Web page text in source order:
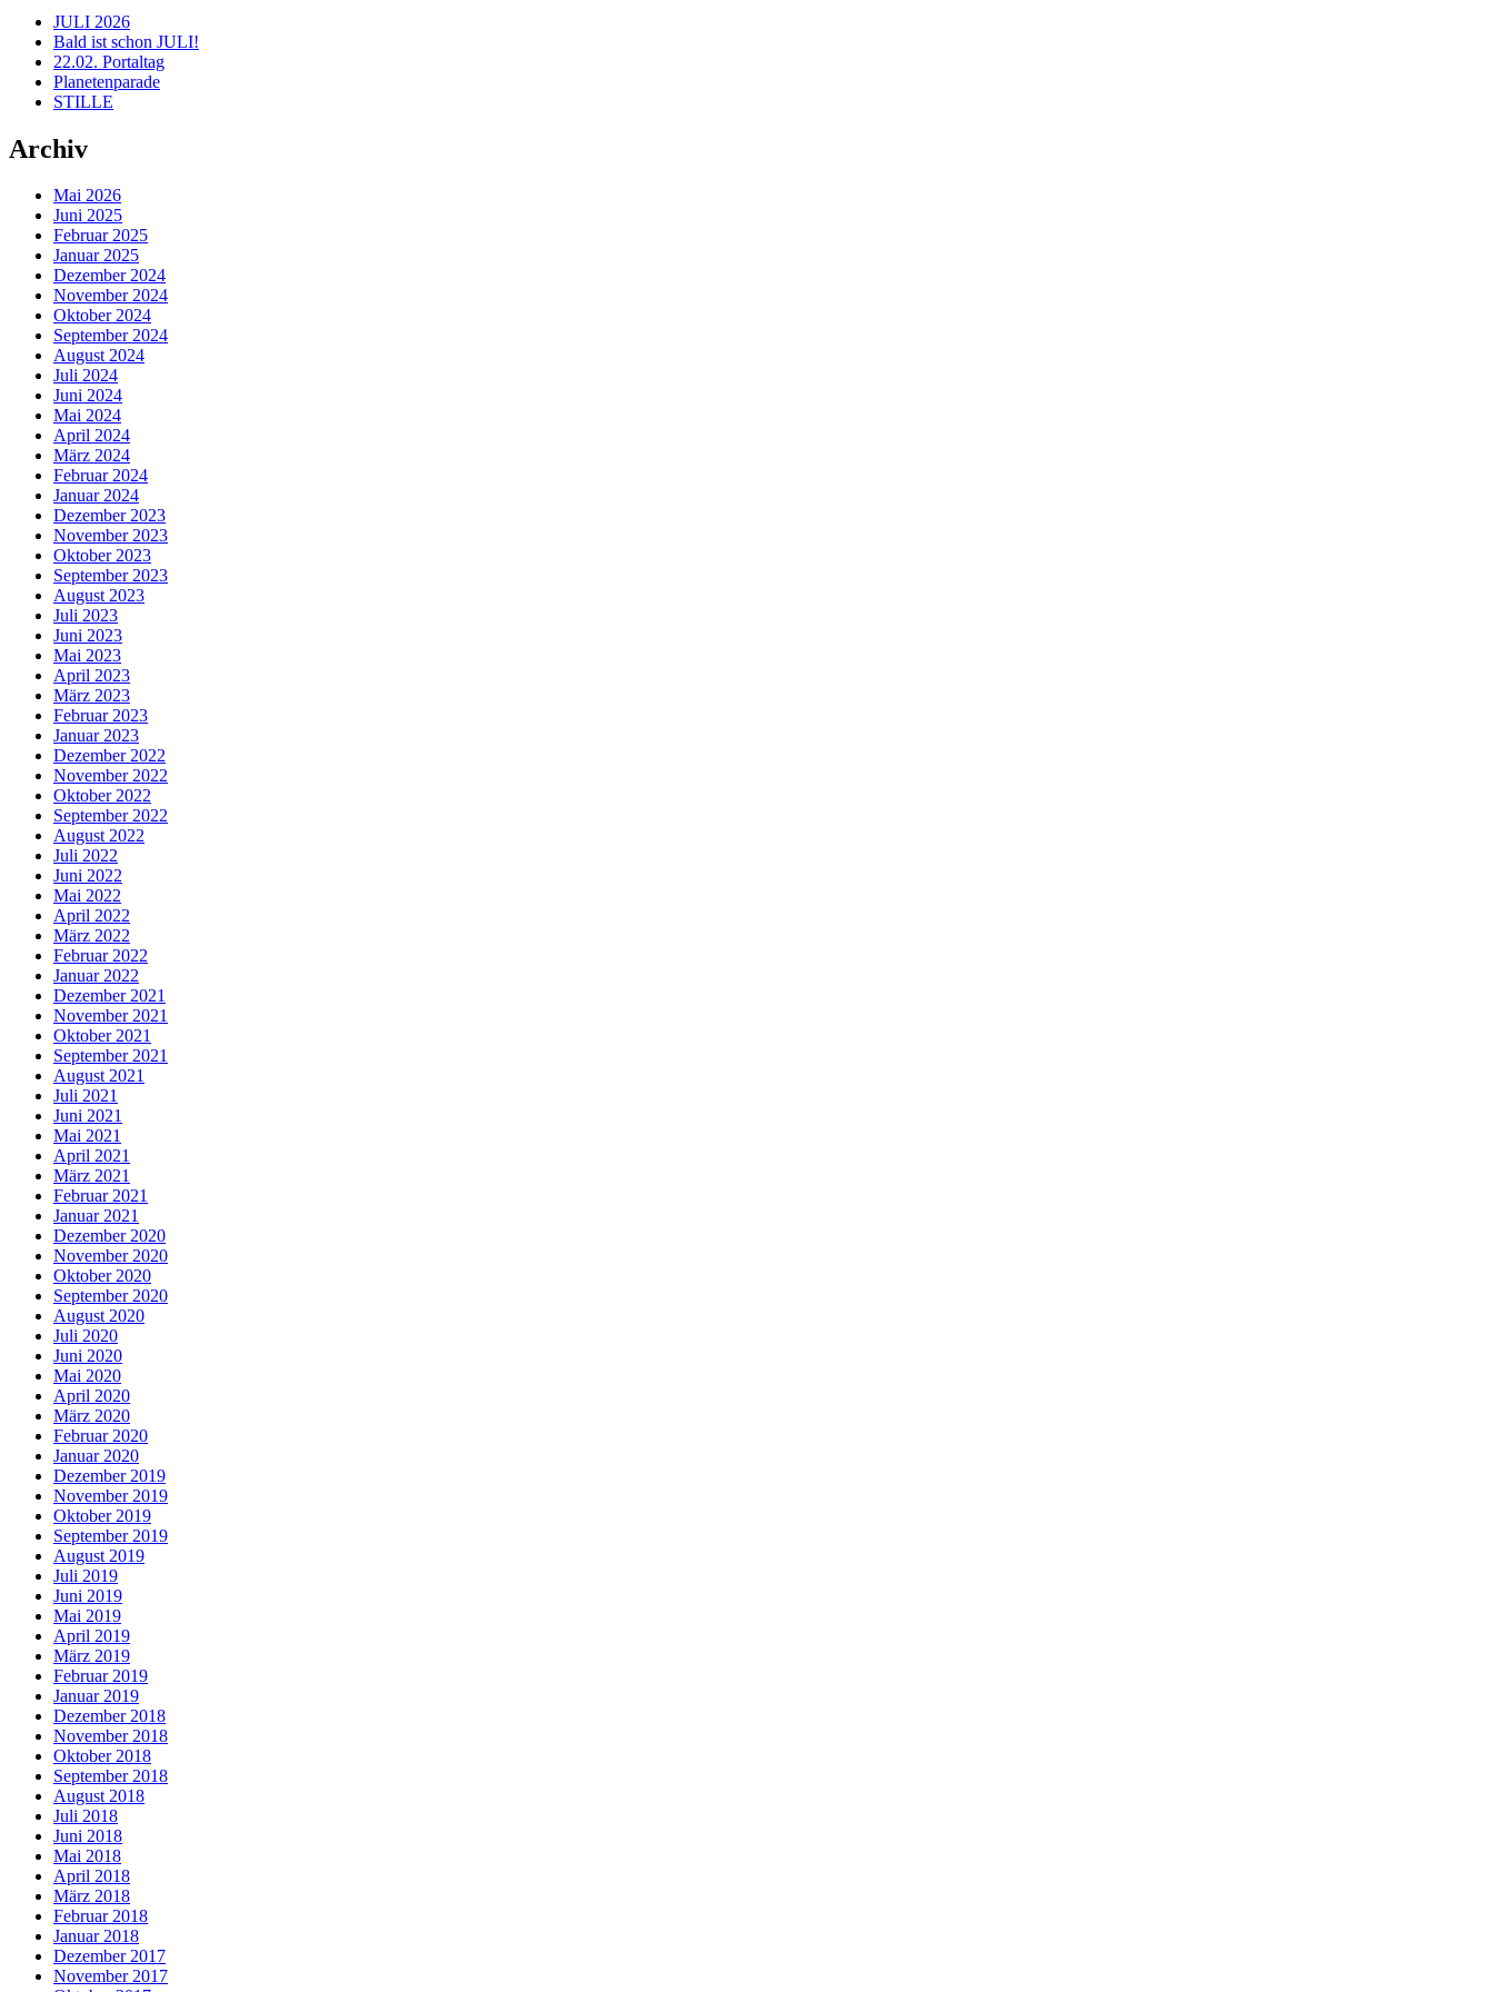
JULI 2026
Bald ist schon JULI!
22.02. Portaltag
Planetenparade
STILLE
Archiv
Mai 2026
Juni 2025
Februar 2025
Januar 2025
Dezember 2024
November 2024
Oktober 2024
September 2024
August 2024
Juli 2024
Juni 2024
Mai 2024
April 2024
März 2024
Februar 2024
Januar 2024
Dezember 2023
November 2023
Oktober 2023
September 2023
August 2023
Juli 2023
Juni 2023
Mai 2023
April 2023
März 2023
Februar 2023
Januar 2023
Dezember 2022
November 2022
Oktober 2022
September 2022
August 2022
Juli 2022
Juni 2022
Mai 2022
April 2022
März 2022
Februar 2022
Januar 2022
Dezember 2021
November 2021
Oktober 2021
September 2021
August 2021
Juli 2021
Juni 2021
Mai 2021
April 2021
März 2021
Februar 2021
Januar 2021
Dezember 2020
November 2020
Oktober 2020
September 2020
August 2020
Juli 2020
Juni 2020
Mai 2020
April 2020
März 2020
Februar 2020
Januar 2020
Dezember 2019
November 2019
Oktober 2019
September 2019
August 2019
Juli 2019
Juni 2019
Mai 2019
April 2019
März 2019
Februar 2019
Januar 2019
Dezember 2018
November 2018
Oktober 2018
September 2018
August 2018
Juli 2018
Juni 2018
Mai 2018
April 2018
März 2018
Februar 2018
Januar 2018
Dezember 2017
November 2017